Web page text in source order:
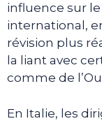
influence sur
international,
révision plus
la liant avec
comme de
En Italie, les